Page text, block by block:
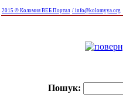
2015 © Коломия ВЕБ Портал / info@kolomyya.org
Пошук: